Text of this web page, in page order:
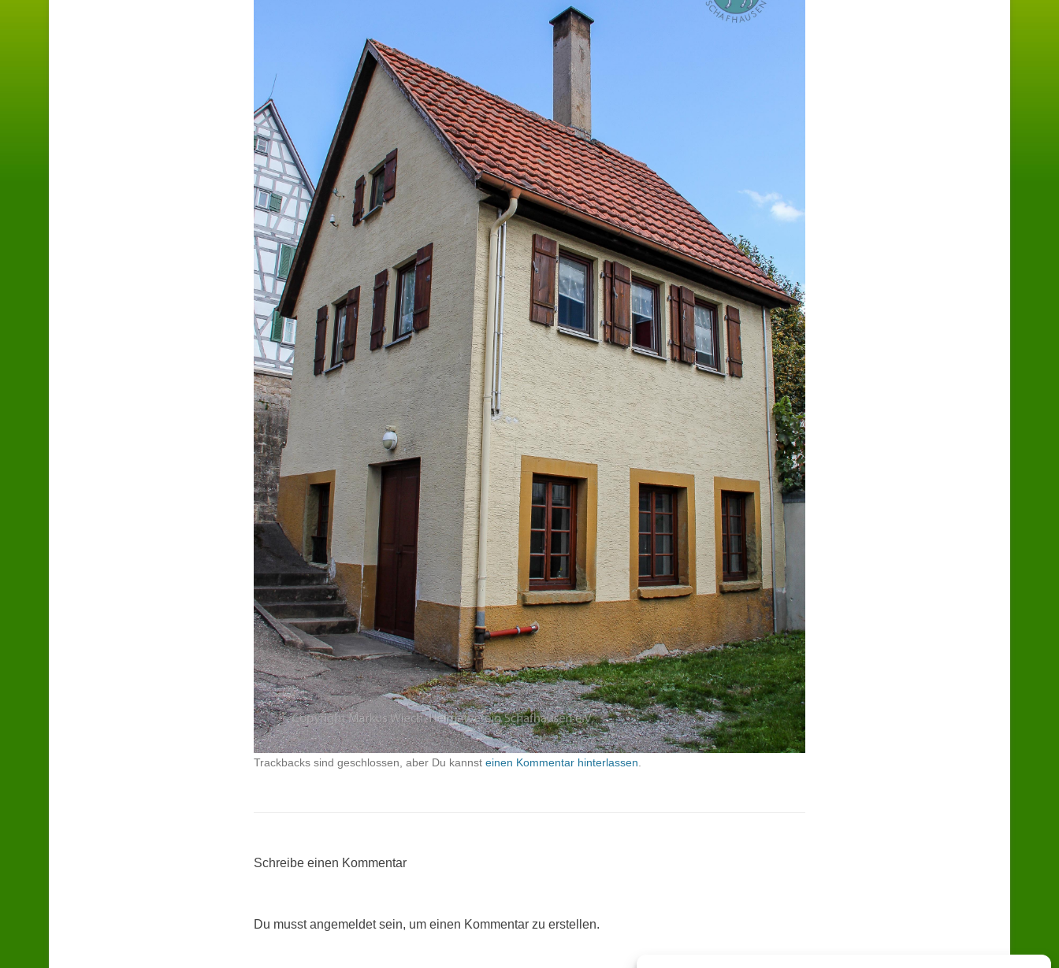
Trackbacks sind geschlossen, aber Du kannst einen Kommentar hinterlassen
Schreibe einen Kommentar
Du musst angemeldet sein, um einen Kommentar zu erstellen.